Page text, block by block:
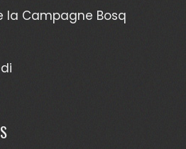
la Campagne Bosq